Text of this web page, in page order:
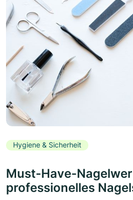
Hygiene & Sicherheit
Must-Have-
professionelles